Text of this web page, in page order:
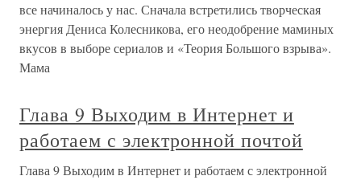
все начиналось у нас. Сначала встретились творческая
энергия Дениса Колесникова, его неодобрение маминых
вкусов в выборе сериалов и «Теория Большого взрыва».
Мама
Глава 9 Выходим в Интернет и
работаем с электронной почтой
Глава 9 Выходим в Интернет и работаем с электронной